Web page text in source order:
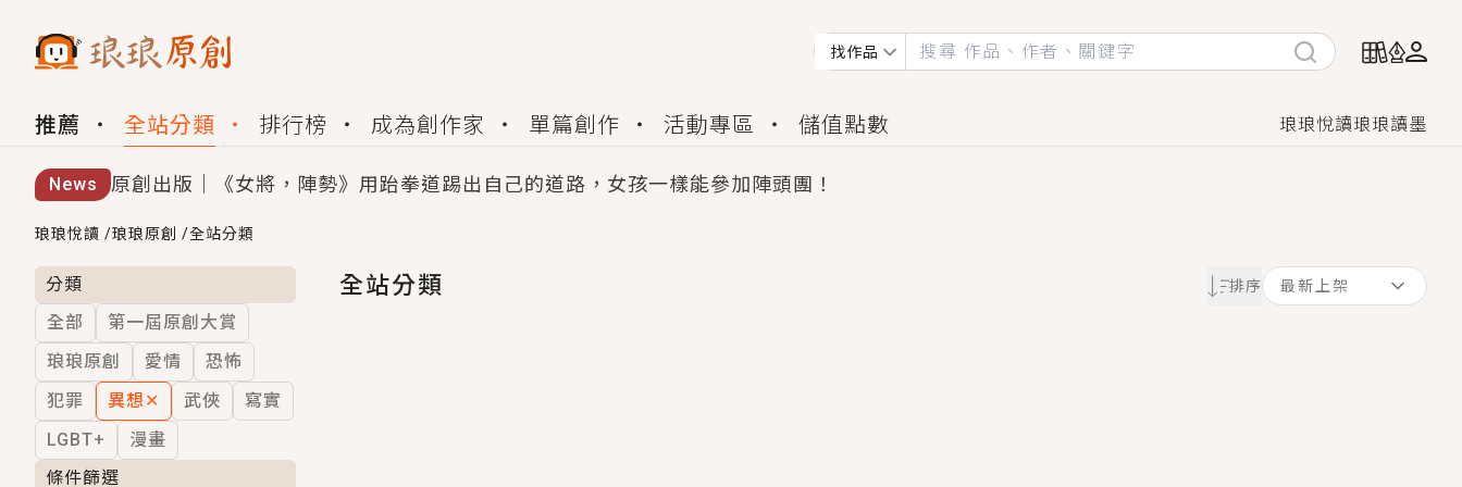
找作品
推薦 全站分類 排行榜 成為創作家 單篇創作 活動專區 儲值點數 琅琅悅讀琅琅讀墨
News 原創出版｜《女將，陣勢》用跆拳道踢出自己的道路，女孩一樣能參加陣頭團！
創,作家招募｜華文小說創作首選！有機會獲得豐富廣宣資源、專屬服務與獨享福利！
小編心動書單｜《離婚你提的，二婚嫁大佬，你哭什麼？》追妻火葬場！前夫失憶移情別戀，她頭也不回找新歡，他居然還後悔了？
GL｜《夏日與檸檬與重疊世界》炎熱的夏日、檸檬的香氣、互相愛慕的兩位少女，今夏最推純愛GL漫畫！
BL｜《費洛蒙中毒》救命！特殊費洛蒙體質世界觀，無法抗拒的吸引力，已中毒Σ>―(〃°ω°〃)♡→
OMG你嚇到我了｜《陰陽鬼店》上班族買了房子模型，但現實中買下的竟是屬於他的停屍櫃？！
言情｜《國語推行員》每個人心中都有一個連自己也無法改變的永恆， 他的一生將不由自主追逐著她……
琅琅悅讀 /琅琅原創 /全站分類
分類
全部
第一屆原創大賞
琅琅原創
愛情
恐怖
犯罪
異想 ✕ 武俠
寫實
LGBT+
漫畫
條件篩選
全站分類 排序 最新上架